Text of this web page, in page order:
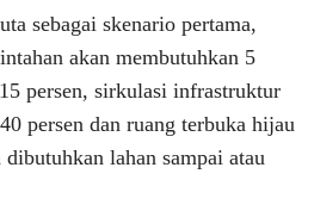
sebagai skenario pertama,
akan membutuhkan 5
persen, sirkulasi infrastruktur
persen dan ruang terbuka hijau
lahan sampai atau